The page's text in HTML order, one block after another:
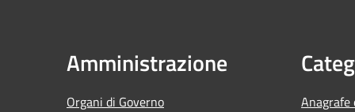
Amministrazione
Organi di Governo